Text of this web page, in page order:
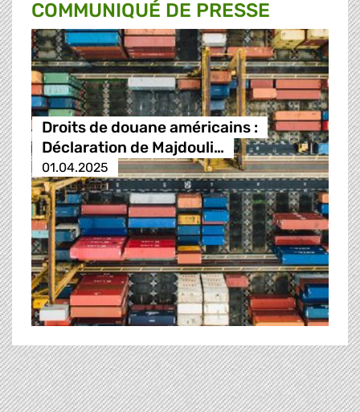
COMMUNIQUÉ DE PRESSE
Droits de douane américains :
Déclaration de Majdouli…
01.04.2025